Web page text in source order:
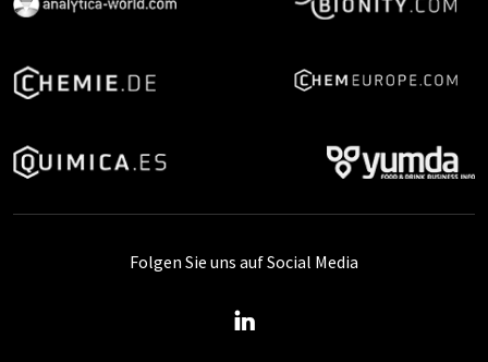
Folgen Sie uns auf Social Media